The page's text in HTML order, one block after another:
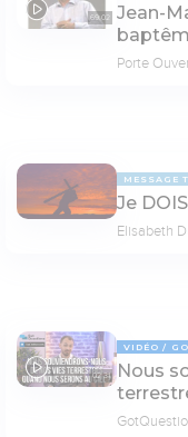
69:02
Jean-
Porte
MESSAGE
Je
Elisabeth
02:31
VIDÉO
Nous